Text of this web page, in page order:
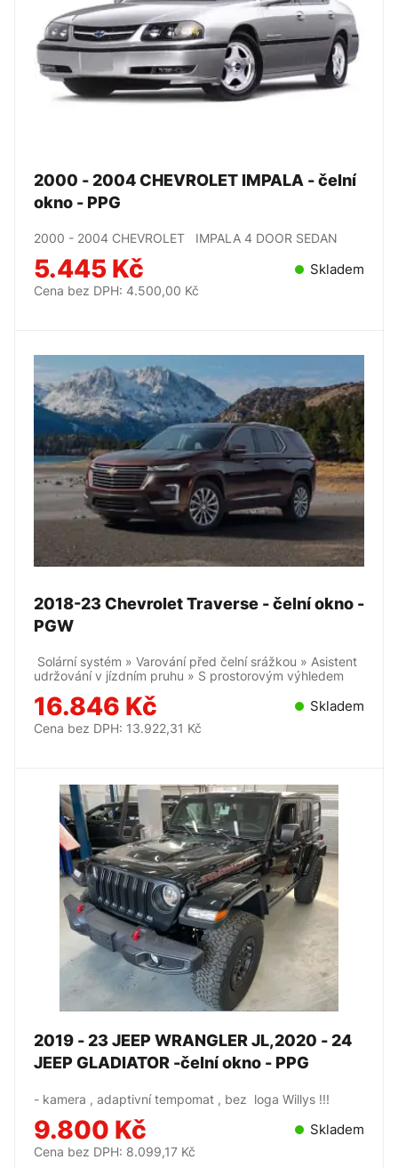
2000 - 2004 CHEVROLET IMPALA - čelní
2000 - 2004 CHEVROLET IMPALA 4 DOOR SEDAN
5.445 Kč Skladem
Cena bez DPH: 4.500,00 Kč
2018-23 Chevrolet Traverse - čelní okno -
Solární systém » Varování před čelní srážkou » Asistent
udržování v jízdním pruhu » S prostorovým výhledem
16.846 Kč Skladem
Cena bez DPH: 13.922,31 Kč
2019 - 23 JEEP WRANGLER JL,2020 - 24
- kamera , adaptivní tempomat , bez loga Willys !!!
9.800 Kč Skladem
Cena bez DPH: 8.099,17 Kč